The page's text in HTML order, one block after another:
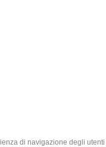
di navigazione degli utenti